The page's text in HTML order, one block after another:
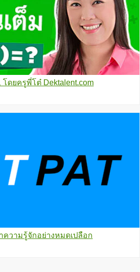
ดยครูพี่โต๋ Dektalent.com
ความรู้จักอย่างหมดเปลือก